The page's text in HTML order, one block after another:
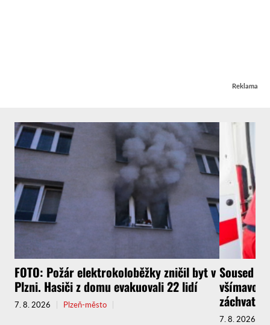
Reklama
FOTO: Požár elektrokoloběžky zničil byt v
Plzni. Hasiči z domu evakuovali 22 lidí
7. 8. 2026 Plzeň-město
Soused
záchvatem
7. 8. 2026